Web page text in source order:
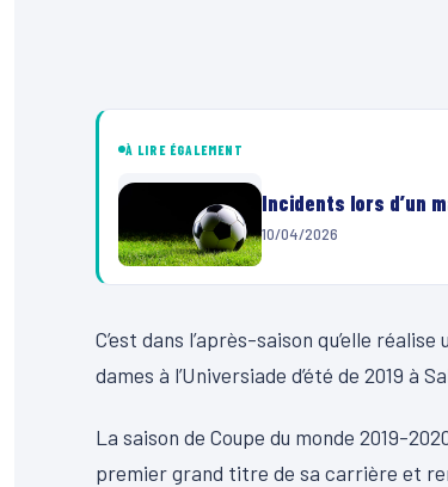
À LIRE ÉGALEMENT
Incidents lors d’un
10/04/2026
C’est dans l’après-saison qu’elle
dames à l’Universiade d’été de 2019 à
La saison de Coupe du monde 2019-
premier grand titre de sa carrière et